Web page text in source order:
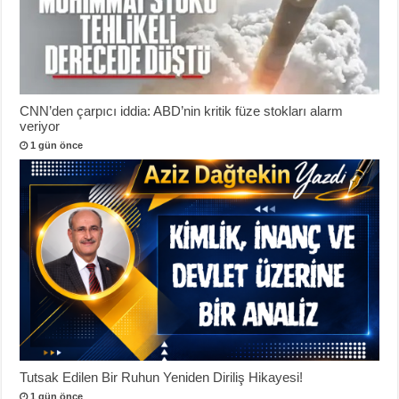
CNN’den çarpıcı iddia: ABD’nin kritik füze stokları alarm
veriyor
1 gün önce
Tutsak Edilen Bir Ruhun Yeniden Diriliş Hikayesi!
1 gün önce